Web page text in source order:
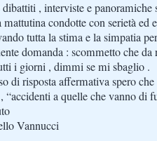
dibattiti , interviste e
mattutina condotte con serietà ed
tutta la stima e la simpatia
domanda : scommetto che
i giorni , dimmi se mi sbaglio .
di risposta affermativa spero
“accidenti a quelle che vanno di
Vannucci